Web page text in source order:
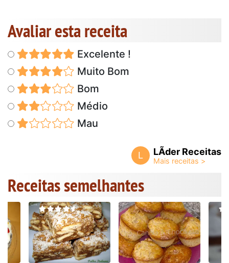
Avaliar esta receita
Excelente !
Muito Bom
Bom
Médio
Mau
L LÃ­der Receitas
Receitas semelhantes